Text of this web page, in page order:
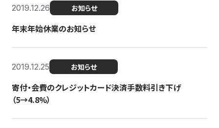
2019.12.26 お知らせ
年末年始休業のお知らせ
2019.12.25 お知らせ
寄付・会費のクレジットカード決済手数料引き下げ
（5→4.8%）